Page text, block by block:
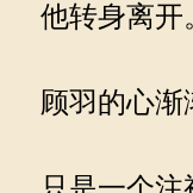
他转身离开
顾羽的心渐